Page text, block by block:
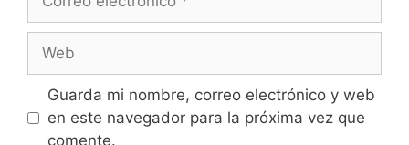
Web
Guarda mi nombre, correo electrónico y web
en este navegador para la próxima vez que
comente.